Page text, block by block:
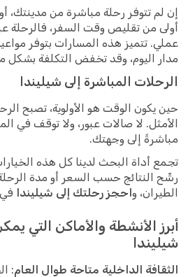
إن لم تتوفر رحلة مباشرة من مدينتك،
أولى من تقليص وقت السفر، فالرحلة
عملي. تتميز هذه المسارات بتوفر
مدار اليوم، وقد تخفض التكلفة بشكل
الرحلات المباشرة إلى شيليندا
حين يكون الوقت هو الأولوية، تصبح
الأمثل. لا صالات عبور، ولا توقف في
مباشرةً إلى وجهتك.
تجمع أداة البحث لدينا كل هذه
رشّح النتائج حسب السعر أو مدة
الطيران، واحجز رحلتك إلى شيليندا
أبرز الأنشطة والأماكن التي
شيليندا
الثقافة الداخلية متاحة طوال العام: